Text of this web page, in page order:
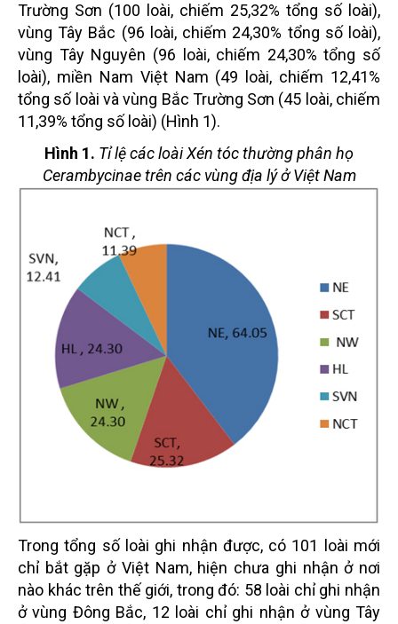
Trường Sơn (100 loài, chiếm 25,32% tổng số loài),
vùng Tây Bắc (96 loài, chiếm 24,30% tổng số loài),
vùng Tây Nguyên (96 loài, chiếm 24,30% tổng số
loài), miền Nam Việt Nam (49 loài, chiếm 12,41%
tổng số loài và vùng Bắc Trường Sơn (45 loài, chiếm
11,39% tổng số loài) (Hình 1).
Hình 1. Tỉ lệ các loài Xén tóc thường phân họ
Cerambycinae trên các vùng địa lý ở Việt Nam
Trong tổng số loài ghi nhận được, có 101 loài mới
chỉ bắt gặp ở Việt Nam, hiện chưa ghi nhận ở nơi
nào khác trên thế giới, trong đó: 58 loài chỉ ghi nhận
ở vùng Đông Bắc, 12 loài chỉ ghi nhận ở vùng Tây